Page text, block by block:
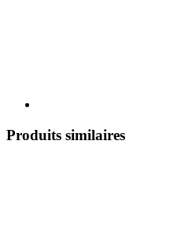
Produits similaires